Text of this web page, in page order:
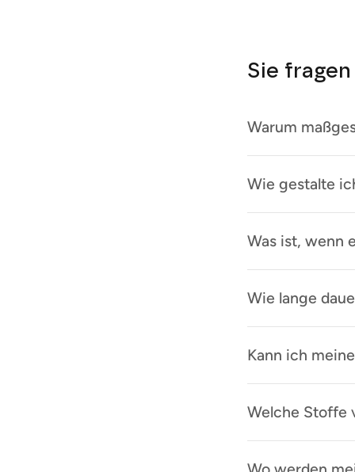
Sie
Warum
Wie gestalte
Was ist, wenn
Wie lange
Kann ich
Welche Stoffe